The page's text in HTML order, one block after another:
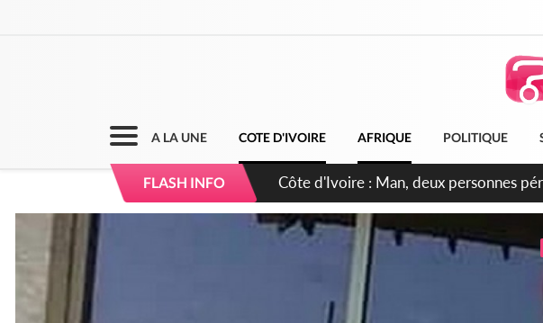
A LA UNE COTE D'IVOIRE AFRIQUE POLITIQUE
FLASH INFO
Côte d'Ivoire : Séileu, la célébration de
dépigmentants dangereux